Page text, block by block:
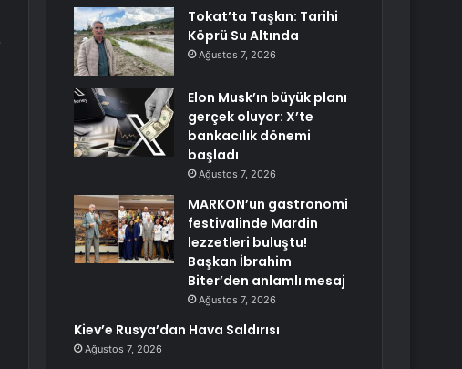
Tokat’ta Taşkın: Tarihi
Köprü Su Altında
Ağustos 7, 2026
Elon Musk’ın büyük planı
gerçek oluyor: X’te
bankacılık dönemi
başladı
Ağustos 7, 2026
MARKON’un gastronomi
festivalinde Mardin
lezzetleri buluştu!
Başkan İbrahim
Biter’den anlamlı mesaj
Ağustos 7, 2026
Kiev’e Rusya’dan Hava Saldırısı
Ağustos 7, 2026